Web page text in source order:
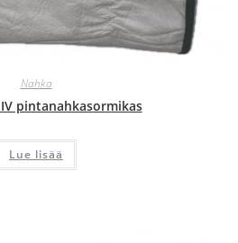
Nahka
pintanahkasormikas
Lue lisää